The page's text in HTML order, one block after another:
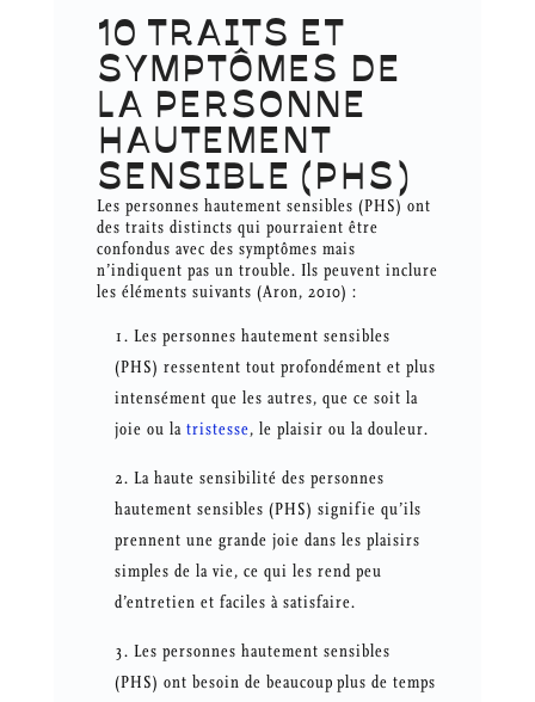
10 TRAITS ET
SYMPTÔMES DE
LA PERSONNE
HAUTEMENT
SENSIBLE (PHS)
Les personnes hautement sensibles (PHS) ont
des traits distincts qui pourraient être
confondus avec des symptômes mais
n’indiquent pas un trouble. Ils peuvent inclure
les éléments suivants (Aron, 2010) :
Les personnes hautement sensibles
(PHS) ressentent tout profondément et plus
intensément que les autres, que ce soit la
joie ou la tristesse, le plaisir ou la douleur.
La haute sensibilité des personnes
hautement sensibles (PHS) signifie qu’ils
prennent une grande joie dans les plaisirs
simples de la vie, ce qui les rend peu
d’entretien et faciles à satisfaire.
Les personnes hautement sensibles
(PHS) ont besoin de beaucoup plus de temps